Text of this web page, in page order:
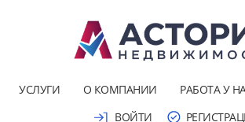
УСЛУГИ О КОМПАНИИ РАБОТА У
ВОЙТИ